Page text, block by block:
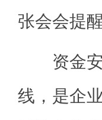
张会会提
资金安
线，是企